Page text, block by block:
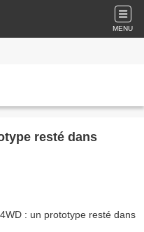
MENU
resté dans